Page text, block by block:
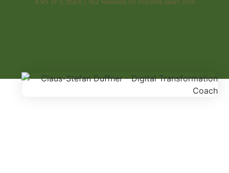
4.95 of 5 Stars 162 Reviews on ProvenExpert.com